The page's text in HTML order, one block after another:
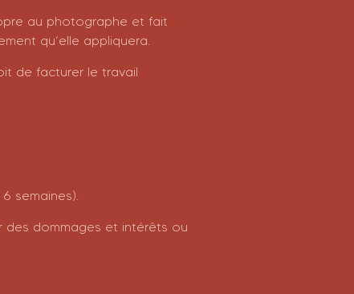
au photographe et fait
qu’elle appliquera.
de facturer le travail
semaines).
des dommages et intérêts ou